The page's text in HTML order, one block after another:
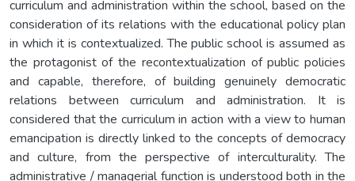
curriculum and administration within the school, based on the
consideration of its relations with the educational policy plan
in which it is contextualized. The public school is assumed as
the protagonist of the recontextualization of public policies
and capable, therefore, of building genuinely democratic
relations between curriculum and administration. It is
considered that the curriculum in action with a view to human
emancipation is directly linked to the concepts of democracy
and culture, from the perspective of interculturality. The
administrative / managerial function is understood both in the